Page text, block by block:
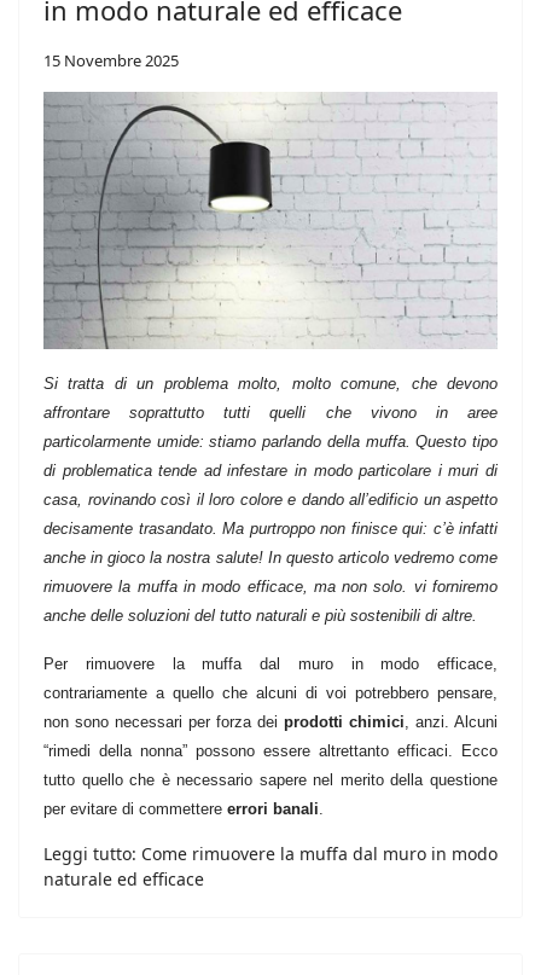
in modo naturale ed efficace
15 Novembre 2025
Si tratta di un problema molto, molto comune, che devono
affrontare soprattutto tutti quelli che vivono in aree
particolarmente umide: stiamo parlando della muffa. Questo tipo
di problematica tende ad infestare in modo particolare i muri di
casa, rovinando così il loro colore e dando all’edificio un aspetto
decisamente trasandato. Ma purtroppo non finisce qui: c’è infatti
anche in gioco la nostra salute! In questo articolo vedremo come
rimuovere la muffa in modo efficace, ma non solo. vi forniremo
anche delle soluzioni del tutto naturali e più sostenibili di altre.
Per rimuovere la muffa dal muro in modo efficace,
contrariamente a quello che alcuni di voi potrebbero pensare,
non sono necessari per forza dei prodotti chimici, anzi. Alcuni
“rimedi della nonna” possono essere altrettanto efficaci. Ecco
tutto quello che è necessario sapere nel merito della questione
per evitare di commettere errori banali.
Leggi tutto: Come rimuovere la muffa dal muro in modo
naturale ed efficace